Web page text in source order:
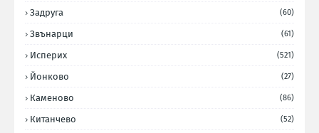
Задруга (60)
Звънарци (61)
Исперих (521)
Йонково (27)
Каменово (86)
Китанчево (52)